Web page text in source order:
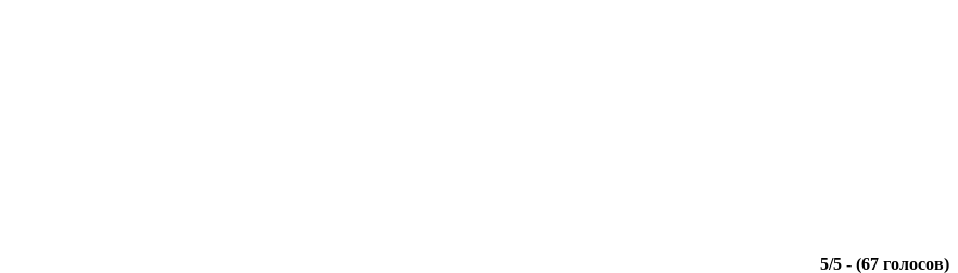
5/5 - (67 голосов)